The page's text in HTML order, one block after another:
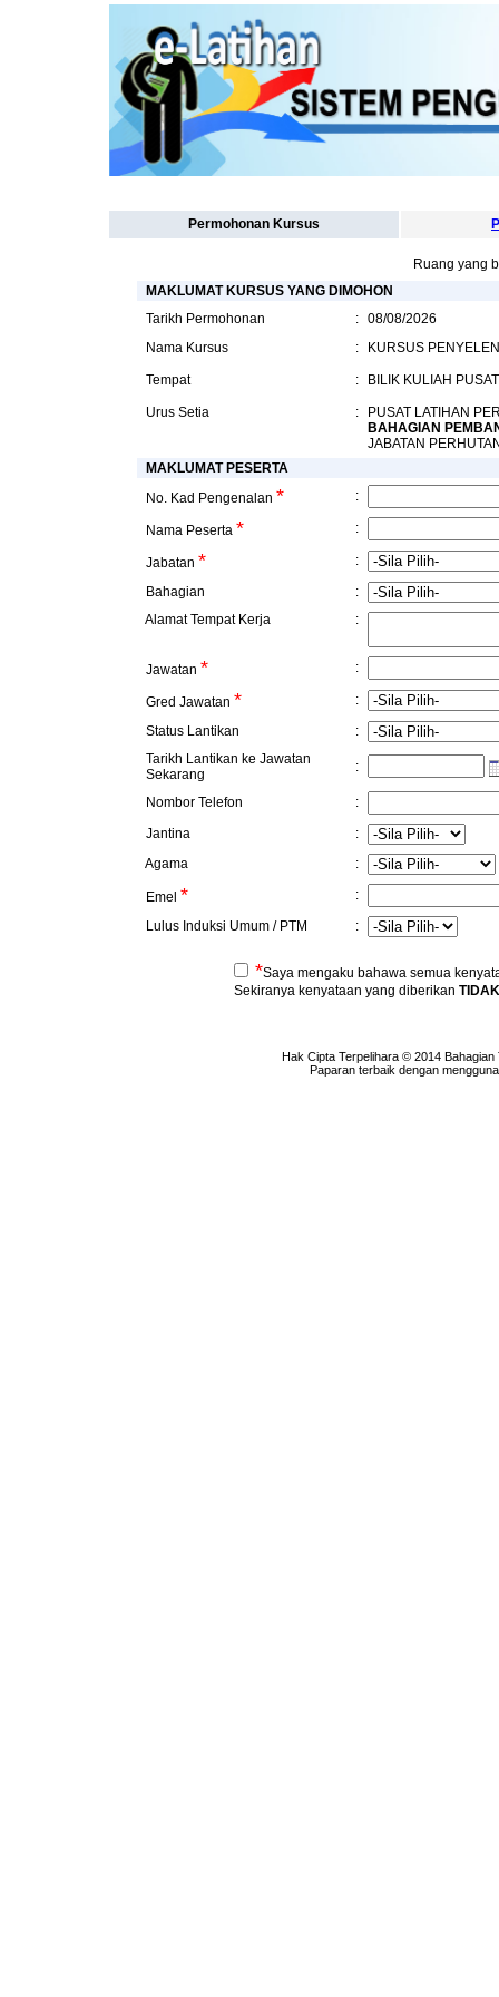
Permohonan Kursus
Ruang yang
MAKLUMAT KURSUS YANG DIMOHON
Tarikh Permohonan
:
08/08/2026
Nama Kursus
: KURSUS
Tempat : BILIK KULIAH
Urus Setia :
PUSAT LATIHAN
BAHAGIAN
JABATAN
MAKLUMAT PESERTA
No. Kad Pengenalan * :
Nama Peserta * :
Jabatan *
:
Bahagian
:
Alamat Tempat Kerja
:
Jawatan * :
Gred Jawatan *
:
Status Lantikan
:
Tarikh Lantikan ke Jawatan
Sekarang
:
Nombor Telefon
:
Jantina
:
Agama
:
Emel *
:
Lulus Induksi Umum / PTM
:
*Saya mengaku bahawa semua
Sekiranya kenyataan yang diberikan
Hak Cipta Terpelihara © 2014
Paparan terbaik dengan